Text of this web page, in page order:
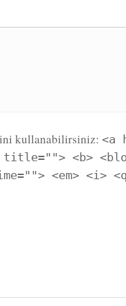
kullanabilirsiniz: <a
title=""> <b>
<em> <i>